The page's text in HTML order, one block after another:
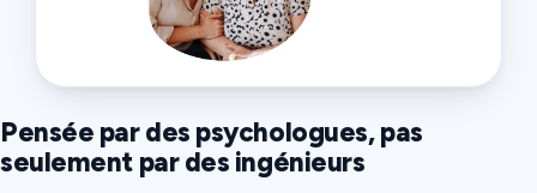
Pensée par des psychologues, pas
seulement par des ingénieurs